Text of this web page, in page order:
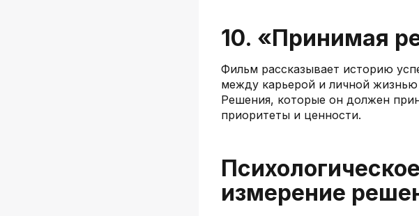
10. «Принимая
Фильм рассказывает историю
между карьерой и личной жизнью
Решения, которые он должен
приоритеты и ценности.
измерение